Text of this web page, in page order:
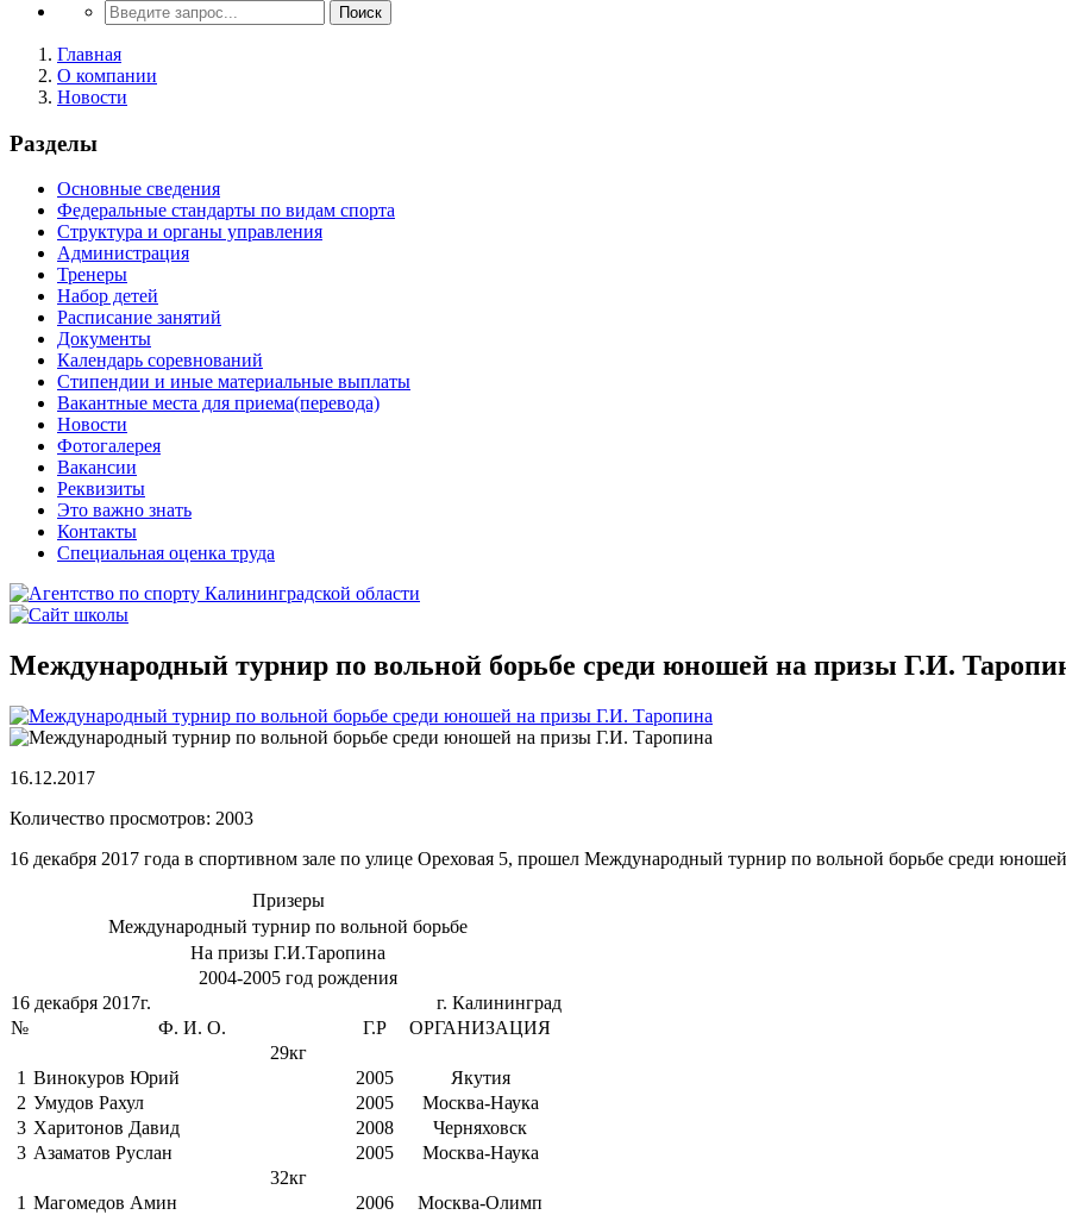
Поиск
Главная
О компании
Новости
Разделы
Основные сведения
Федеральные стандарты по видам спорта
Структура и органы управления
Администрация
Тренеры
Набор детей
Расписание занятий
Документы
Календарь соревнований
Стипендии и иные материальные выплаты
Вакантные места для приема(перевода)
Новости
Фотогалерея
Вакансии
Реквизиты
Это важно знать
Контакты
Специальная оценка труда
Международный турнир по вольной борьбе среди юношей на призы Г.И.
16.12.2017
Количество просмотров: 2003
16 декабря 2017 года в спортивном зале по улице Ореховая 5, прошел Международный турнир по вольной борьбе среди
Призеры
Международный турнир по вольной борьбе
На призы Г.И.Таропина
2004-2005 год рождения
16 декабря 2017г.
г. Калининград
№
Ф. И. О. Г.Р
ОРГАНИЗАЦИЯ
29кг
1 Винокуров Юрий 2005
Якутия
2 Умудов Рахул 2005
Москва-Наука
3 Харитонов Давид 2008
Черняховск
3 Азаматов Руслан 2005
Москва-Наука
32кг
1 Магомедов Амин 2006
Москва-Олимп